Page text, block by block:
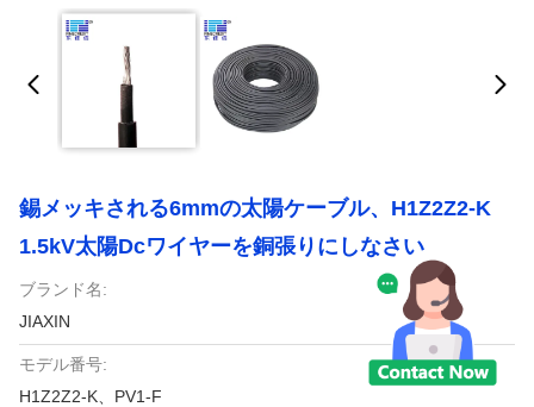
錫メッキされる6mmの太陽ケーブル、H1Z2Z2-K
1.5kV太陽Dcワイヤーを銅張りにしなさい
ブランド名:
JIAXIN
モデル番号:
H1Z2Z2-K、PV1-F